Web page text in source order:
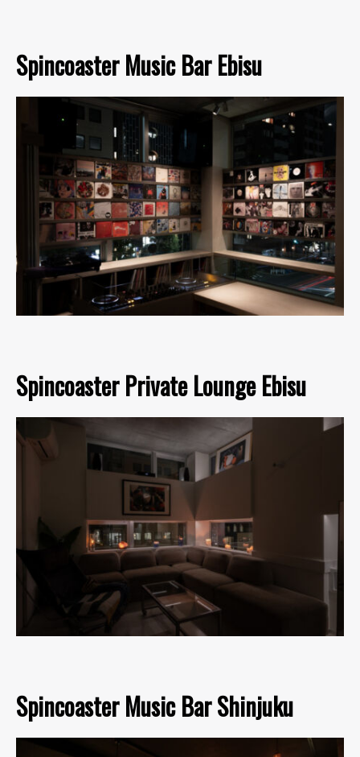
Spincoaster Music Bar Ebisu
Spincoaster Private Lounge Ebisu
Spincoaster Music Bar Shinjuku